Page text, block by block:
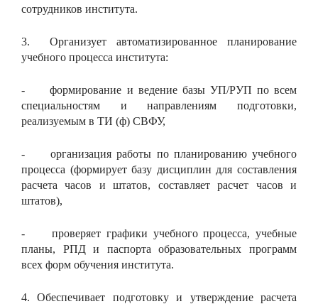
сотрудников института.
3. Организует автоматизированное планирование
учебного процесса института:
- формирование и ведение базы УП/РУП по всем
специальностям и направлениям подготовки,
реализуемым в ТИ (ф) СВФУ,
- организация работы по планированию учебного
процесса (формирует базу дисциплин для составления
расчета часов и штатов, составляет расчет часов и
штатов),
- проверяет графики учебного процесса, учебные
планы, РПД и паспорта образовательных программ
всех форм обучения института.
4. Обеспечивает подготовку и утверждение расчета